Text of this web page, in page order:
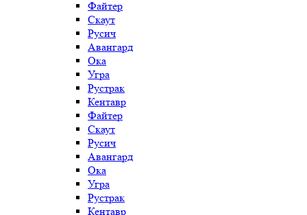
Файтер
Скаут
Русич
Авангард
Ока
Угра
Рустрак
Кентавр
Файтер
Скаут
Русич
Авангард
Ока
Угра
Рустрак
Кентавр